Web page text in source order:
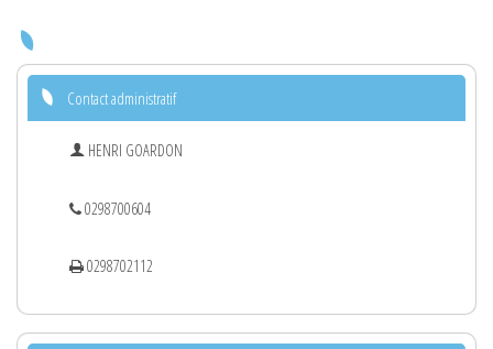
Contact administratif
HENRI GOARDON
0298700604
0298702112